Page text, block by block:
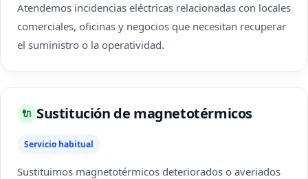
Atendemos incidencias eléctricas relacionadas con locales
comerciales, oficinas y negocios que necesitan recuperar
el suministro o la operatividad.
🔌 Sustitución de magnetotérmicos
Servicio habitual
Sustituimos magnetotérmicos deteriorados o averiados